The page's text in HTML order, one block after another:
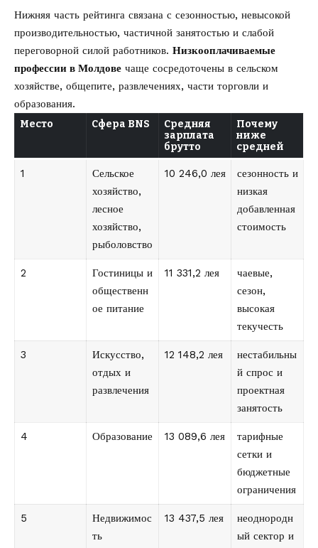
Нижняя часть рейтинга связана с сезонностью, невысокой
производительностью, частичной занятостью и слабой
переговорной силой работников. Низкооплачиваемые
профессии в Молдове чаще сосредоточены в сельском
хозяйстве, общепите, развлечениях, части торговли и
образования.
Место Сфера BNS
Средняя
зарплата
брутто
Почему
ниже
средней
1
Сельское
хозяйство,
лесное
хозяйство,
рыболовство
10 246,0 лея
сезонность и
низкая
добавленная
стоимость
2
Гостиницы и
общественн
ое питание
11 331,2 лея
чаевые,
сезон,
высокая
текучесть
3
Искусство,
отдых и
развлечения
12 148,2 лея
нестабильны
й спрос и
проектная
занятость
4 Образование 13 089,6 лея
тарифные
сетки и
бюджетные
ограничения
5
Недвижимос
ть
13 437,5 лея
неоднородн
ый сектор и